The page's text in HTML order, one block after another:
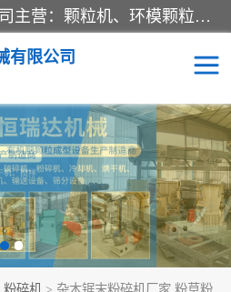
济南恒瑞达机械有限公司主营：颗粒机、环模颗粒机、平模颗粒机、粉碎机、滚筒筛分机、冷却机、颗粒燃烧机、生物质颗粒机、木屑颗粒机、秸秆颗粒机、饲料颗粒机、燃料颗粒机、木材粉碎机、秸秆粉碎机、饲料粉碎机、颗粒冷却机、锯末滚筒筛、锤片粉碎机、滚筒筛、搅拌机等产品。
有限公司
环模颗粒机
生物质颗粒机
饲料颗粒机